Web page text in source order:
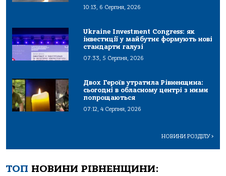
10:13, 6 Серпня, 2026
Ukraine Investment Congress: як
інвестиції у майбутнє формують нові
стандарти галузі
07:33, 5 Серпня, 2026
Двох Героїв утратила Рівненщина:
сьогодні в обласному центрі з ними
попрощаються
07:12, 4 Серпня, 2026
НОВИНИ РОЗДІЛУ>
ТОП НОВИНИ РІВНЕНЩИНИ: